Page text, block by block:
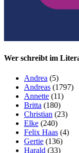
Wer schreibt im
Andrea (5)
Andreas (1797)
Annette (11)
Britta (180)
Christian (23)
Elke (240)
Felix Haas (4)
Gertie (136)
Harald (33)